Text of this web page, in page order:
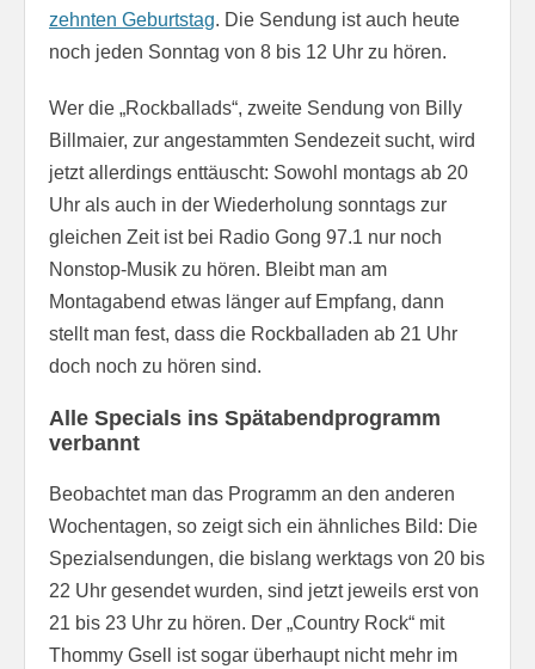
zehnten Geburtstag. Die Sendung ist auch heute
noch jeden Sonntag von 8 bis 12 Uhr zu hören.
Wer die „Rockballads“, zweite Sendung von Billy
Billmaier, zur angestammten Sendezeit sucht, wird
jetzt allerdings enttäuscht: Sowohl montags ab 20
Uhr als auch in der Wiederholung sonntags zur
gleichen Zeit ist bei Radio Gong 97.1 nur noch
Nonstop-Musik zu hören. Bleibt man am
Montagabend etwas länger auf Empfang, dann
stellt man fest, dass die Rockballaden ab 21 Uhr
doch noch zu hören sind.
Alle Specials ins Spätabendprogramm
verbannt
Beobachtet man das Programm an den anderen
Wochentagen, so zeigt sich ein ähnliches Bild: Die
Spezialsendungen, die bislang werktags von 20 bis
22 Uhr gesendet wurden, sind jetzt jeweils erst von
21 bis 23 Uhr zu hören. Der „Country Rock“ mit
Thommy Gsell ist sogar überhaupt nicht mehr im